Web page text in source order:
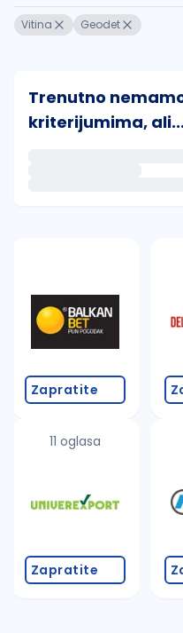
Vitina Geodet
Trenutno
kriterijumima, ali...
Takođe možete da:
proverite
promenite
Zapratite
11 oglasa
Zapratite